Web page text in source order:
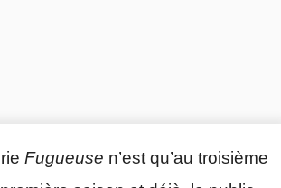
Fugueuse n’est qu’au troisième